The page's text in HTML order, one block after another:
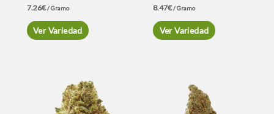
7.26€/ Gramo
Ver Variedad
8.47€/ Gramo
Ver Variedad